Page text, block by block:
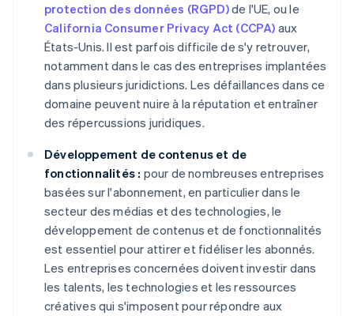
protection des données (RGPD)de l'UE, ou le
California Consumer Privacy Act (CCPA) aux
États-Unis. Il est parfois difficile de s'y retrouver,
notamment dans le cas des entreprises implantées
dans plusieurs juridictions. Les défaillances dans ce
domaine peuvent nuire à la réputation et entraîner
des répercussions juridiques.
Développement de contenus et de
fonctionnalités : pour de nombreuses entreprises
basées sur l'abonnement, en particulier dans le
secteur des médias et des technologies, le
développement de contenus et de fonctionnalités
est essentiel pour attirer et fidéliser les abonnés.
Les entreprises concernées doivent investir dans
les talents, les technologies et les ressources
créatives qui s'imposent pour répondre aux